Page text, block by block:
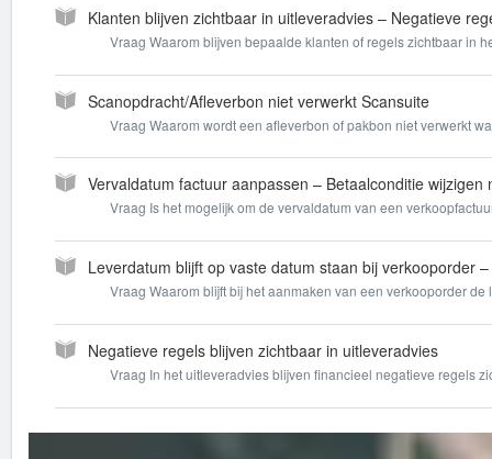
Klanten blijven zichtbaar in uitleveradvies – Negatieve
Vraag Waarom blijven bepaalde klanten of regels zichtbaar in
Scanopdracht/Afleverbon niet verwerkt Scansuite
Vraag Waarom wordt een afleverbon of pakbon niet verwerkt
Vervaldatum factuur aanpassen – Betaalconditie wijzigen
Vraag Is het mogelijk om de vervaldatum van een
Leverdatum blijft op vaste datum staan bij verkooporder
Vraag Waarom blijft bij het aanmaken van een verkooporder
Negatieve regels blijven zichtbaar in uitleveradvies
Vraag In het uitleveradvies blijven financieel negatieve regels